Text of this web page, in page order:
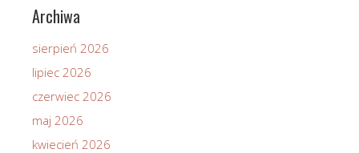
Archiwa
sierpień 2026
lipiec 2026
czerwiec 2026
maj 2026
kwiecień 2026